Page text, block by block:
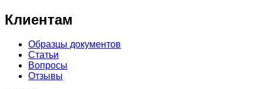
Клиентам
Образцы документов
Статьи
Вопросы
Отзывы